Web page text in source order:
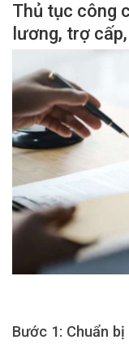
Thủ tục công
lương, trợ
Bước 1: Chuẩn